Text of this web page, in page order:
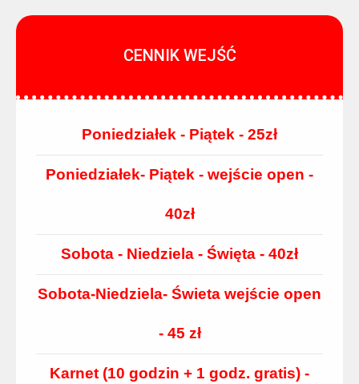
CENNIK WEJŚĆ
Poniedziałek - Piątek - 25zł
Poniedziałek- Piątek - wejście open -
40zł
Sobota - Niedziela - Święta - 40zł
Sobota-Niedziela- Świeta wejście open
- 45 zł
Karnet (10 godzin + 1 godz. gratis) -